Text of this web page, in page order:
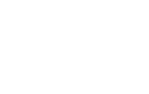
Najbolja serija